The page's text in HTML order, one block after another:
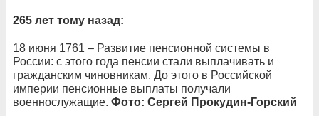
265 лет тому назад:
18 июня 1761 – Развитие пенсионной системы в
России: с этого года пенсии стали выплачивать и
гражданским чиновникам. До этого в Российской
империи пенсионные выплаты получали
военнослужащие. Фото: Сергей Прокудин-Горский